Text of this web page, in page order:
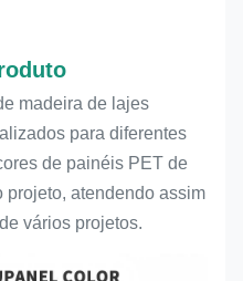
madeira de lajes
para diferentes
de painéis PET de
projeto, atendendo assim
vários projetos.